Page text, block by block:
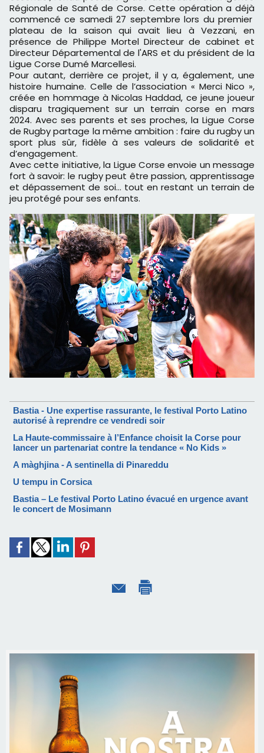
Régionale de Santé de Corse. Cette opération a déjà
commencé ce samedi 27 septembre lors du premier
plateau de la saison qui avait lieu à Vezzani, en
présence de Philippe Mortel Directeur de cabinet et
Directeur Départemental de l'ARS et du président de la
Ligue Corse Dumé Marcellesi.
Pour autant, derrière ce projet, il y a, également, une
histoire humaine. Celle de l’association « Merci Nico »,
créée en hommage à Nicolas Haddad, ce jeune joueur
disparu tragiquement sur un terrain corse en mars
2024. Avec ses parents et ses proches, la Ligue Corse
de Rugby partage la même ambition : faire du rugby un
sport plus sûr, fidèle à ses valeurs de solidarité et
d’engagement.
Avec cette initiative, la Ligue Corse envoie un message
fort à savoir: le rugby peut être passion, apprentissage
et dépassement de soi… tout en restant un terrain de
jeu protégé pour ses enfants.
Bastia - Une expertise rassurante, le festival Porto Latino
autorisé à reprendre ce vendredi soir
La Haute-commissaire à l’Enfance choisit la Corse pour
lancer un partenariat contre la tendance « No Kids »
A màghjina - A sentinella di Pinareddu
U tempu in Corsica
Bastia – Le festival Porto Latino évacué en urgence avant
le concert de Mosimann